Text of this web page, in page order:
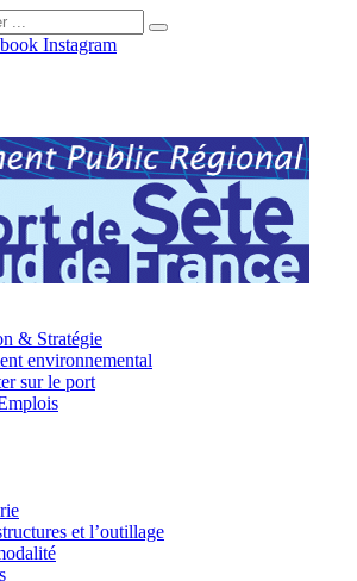
Instagram
& Stratégie
environnemental
sur le port
et l’outillage